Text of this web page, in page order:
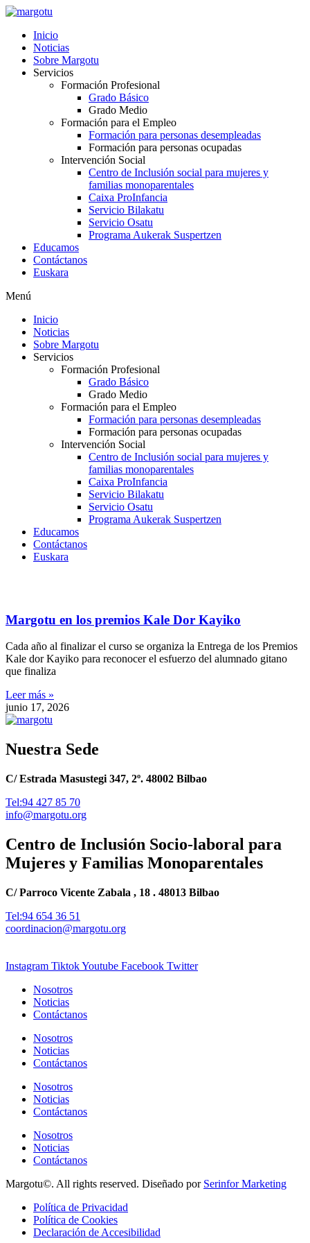
Ir
contenido
Inicio
Noticias
Sobre Margotu
Servicios
Formación Profesional
Grado Básico
Grado Medio
Formación para el Empleo
Formación para personas desempleadas
Formación para personas ocupadas
Intervención Social
Centro de Inclusión social para mujeres y
familias monoparentales
Caixa ProInfancia
Servicio Bilakatu
Servicio Osatu
Programa Aukerak Suspertzen
Educamos
Contáctanos
Euskara
Menú
Inicio
Noticias
Sobre Margotu
Servicios
Formación Profesional
Grado Básico
Grado Medio
Formación para el Empleo
Formación para personas desempleadas
Formación para personas ocupadas
Intervención Social
Centro de Inclusión social para mujeres y
familias monoparentales
Caixa ProInfancia
Servicio Bilakatu
Servicio Osatu
Programa Aukerak Suspertzen
Educamos
Contáctanos
Euskara
Margotu en los premios Kale Dor Kayiko
Cada año al finalizar el curso se organiza la Entrega de los Premios
Kale dor Kayiko para reconocer el esfuerzo del alumnado gitano
que finaliza
Leer más »
junio 17, 2026
Nuestra Sede
C/ Estrada Masustegi 347, 2º. 48002 Bilbao
Tel:94 427 85 70
info@margotu.org
Centro de Inclusión Socio-laboral para
Mujeres y Familias Monoparentales
C/ Parroco Vicente Zabala , 18 . 48013 Bilbao
Tel:94 654 36 51
coordinacion@margotu.org
Instagram TiktokYoutube Facebook Twitter
Nosotros
Noticias
Contáctanos
Nosotros
Noticias
Contáctanos
Nosotros
Noticias
Contáctanos
Nosotros
Noticias
Contáctanos
Margotu©. All rights reserved. Diseñado por Serinfor Marketing
Política de Privacidad
Política de Cookies
Declaración de Accesibilidad